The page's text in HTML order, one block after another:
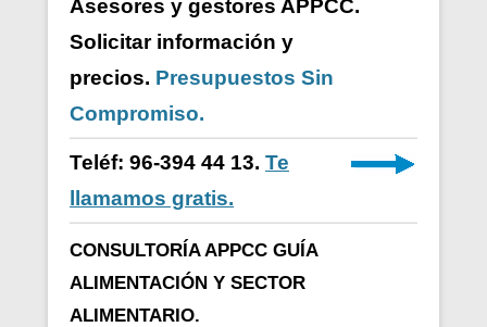
Asesores y gestores APPCC.
Solicitar información y
precios. Presupuestos Sin
Compromiso.
Teléf: 96-394 44 13. Te
llamamos gratis.
CONSULTORÍA APPCC GUÍA
ALIMENTACIÓN Y SECTOR
ALIMENTARIO.